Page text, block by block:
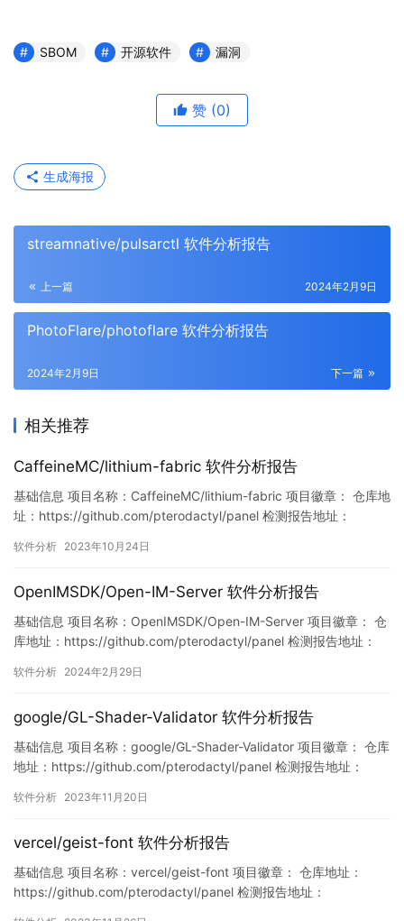
SBOM 开源软件 漏洞
赞 (0)
生成海报
streamnative/pulsarctl 软件分析报告
上一篇 2024年2月9日
PhotoFlare/photoflare 软件分析报告
下一篇
2024年2月9日
相关推荐
CaffeineMC/lithium-fabric 软件分析报告
基础信息 项目名称：CaffeineMC/lithium-fabric 项目徽章： 仓库地
址：https://github.com/pterodactyl/panel 检测报告地址：
77664/1716539789754892288 此报告由Murp…
软件分析 2023年10月24日
OpenIMSDK/Open-IM-Server 软件分析报告
基础信息 项目名称：OpenIMSDK/Open-IM-Server 项目徽章： 仓
库地址：https://github.com/pterodactyl/panel 检测报告地址：
20928/1763155921181745152 此报告由Murph…
软件分析 2024年2月29日
google/GL-Shader-Validator 软件分析报告
基础信息 项目名称：google/GL-Shader-Validator 项目徽章： 仓库
地址：https://github.com/pterodactyl/panel 检测报告地址：
6368/1726392372814110720 此报告由Mur…
软件分析 2023年11月20日
vercel/geist-font 软件分析报告
基础信息 项目名称：vercel/geist-font 项目徽章： 仓库地址：
https://github.com/pterodactyl/panel 检测报告地址：